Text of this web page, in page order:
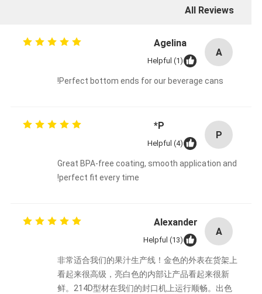
All Reviews
A
Agelina
Helpful (1)
Perfect bottom ends for our beverage cans!
P
P*
Helpful (4)
Great BPA-free coating, smooth application and
perfect fit every time!
A
Alexander
Helpful (13)
非常适合我们的果汁生产线！金色的外表在货架上
看起来很高级，亮白色的内部让产品看起来很新
鲜。214D型材在我们的封口机上运行顺畅。出色